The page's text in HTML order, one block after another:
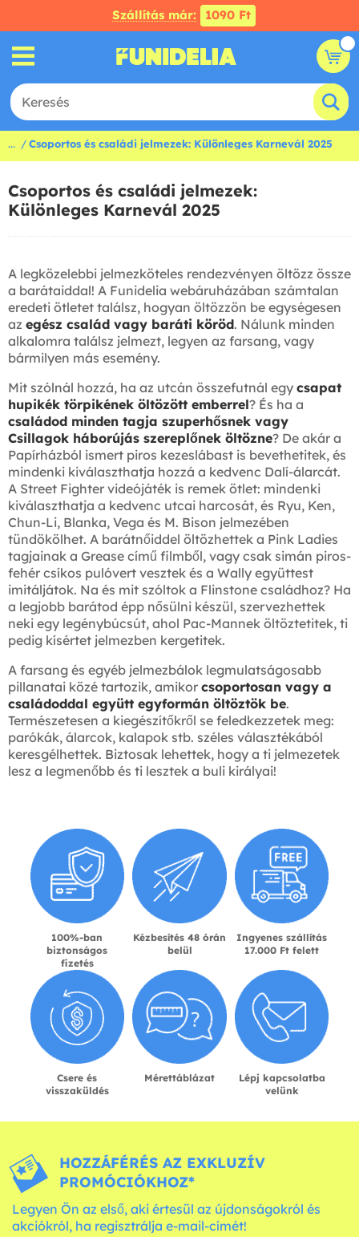
Szállítás már: 1090 Ft
... Csoportos és családi jelmezek: Különleges Karnevál 2025
Csoportos és családi jelmezek:
Különleges Karnevál 2025
A legközelebbi jelmezköteles rendezvényen öltözz össze
a barátaiddal! A Funidelia webáruházában számtalan
eredeti ötletet találsz, hogyan öltözzön be egységesen
az egész család vagy baráti köröd. Nálunk minden
alkalomra találsz jelmezt, legyen az farsang, vagy
bármilyen más esemény.
Mit szólnál hozzá, ha az utcán összefutnál egy csapat
hupikék törpikének öltözött emberrel? És ha a
családod minden tagja szuperhősnek vagy
Csillagok háborújás szereplőnek öltözne? De akár a
Papírházból ismert piros kezeslábast is bevethetitek, és
mindenki kiválaszthatja hozzá a kedvenc Dalí-álarcát.
A Street Fighter videójáték is remek ötlet: mindenki
kiválaszthatja a kedvenc utcai harcosát, és Ryu, Ken,
Chun-Li, Blanka, Vega és M. Bison jelmezében
tündökölhet. A barátnőiddel öltözhettek a Pink Ladies
tagjainak a Grease című filmből, vagy csak simán piros-
fehér csíkos pulóvert vesztek és a Wally együttest
imitáljátok. Na és mit szóltok a Flinstone családhoz? Ha
a legjobb barátod épp nősülni készül, szervezhettek
neki egy legénybúcsút, ahol Pac-Mannek öltöztetitek, ti
pedig kísértet jelmezben kergetitek.
A farsang és egyéb jelmezbálok legmulatságosabb
pillanatai közé tartozik, amikor csoportosan vagy a
családoddal együtt egyformán öltöztök be.
Természetesen a kiegészítőkről se feledkezzetek meg:
parókák, álarcok, kalapok stb. széles választékából
keresgélhettek. Biztosak lehettek, hogy a ti jelmezetek
lesz a legmenőbb és ti lesztek a buli királyai!
100%-ban
biztonságos
fizetés
Kézbesítés 48 órán
belül
Ingyenes szállítás
17.000 Ft felett
Csere és
visszaküldés
Mérettáblázat
Lépj kapcsolatba
velünk
HOZZÁFÉRÉS AZ EXKLUZÍV
PROMÓCIÓKHOZ*
Legyen Ön az első, aki értesül az újdonságokról és
akciókról, ha regisztrálja e-mail-címét!